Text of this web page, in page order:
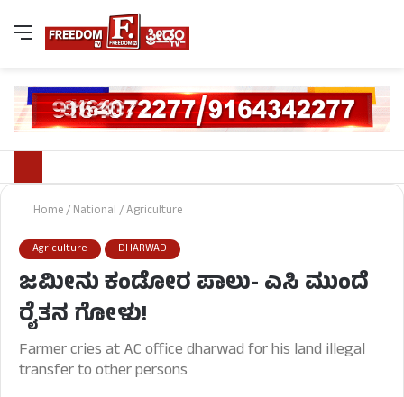
Home/National/Agriculture
Agriculture DHARWAD
ಜಮೀನು ಕಂಡೋರ ಪಾಲು- ಎಸಿ ಮುಂದೆ
ರೈತನ ಗೋಳು!
Farmer cries at AC office dharwad for his land illegal
transfer to other persons